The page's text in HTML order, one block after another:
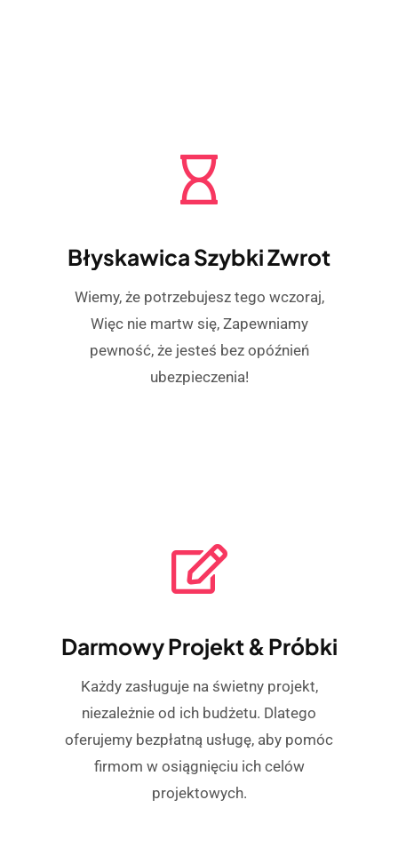
Błyskawica Szybki Zwrot
Wiemy, że potrzebujesz tego wczoraj,
Więc nie martw się, Zapewniamy
pewność, że jesteś bez opóźnień
ubezpieczenia!
Darmowy Projekt & Próbki
Każdy zasługuje na świetny projekt,
niezależnie od ich budżetu. Dlatego
oferujemy bezpłatną usługę, aby pomóc
firmom w osiągnięciu ich celów
projektowych.